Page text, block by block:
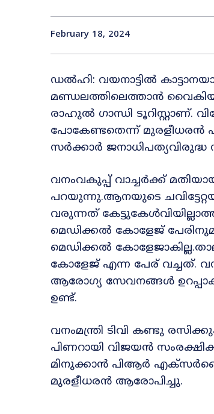
February 18, 2024
ഡൽഹി: വയനാട്ടില്‍
മണ്ഡലത്തിലെത്താൻ
രാഹുൽ ഗാന്ധി ടൂറിസ്റ്റാണ്.
പോകേണ്ടതെന്ന് മുരളീധരൻ
സർക്കാർ
വനംവകുപ്പ് വാച്ചർക്ക്
പറയുന്നു.ആനയുടെ
വരുന്നത്
മെഡിക്കൽ കോളേജ്
മെഡിക്കല്‍
കോളേജ് എന്ന പേര് വച്ചത്.
ആരോഗ്യ സേവനങ്ങൾ
ഉണ്ട്.
വനംമന്ത്രി ടിവി കണ്ടു
പിണറായി വിജയൻ
മിനുക്കാൻ പിആര്‍
മുരളീധരന്‍ ആരോപിച്ചു.